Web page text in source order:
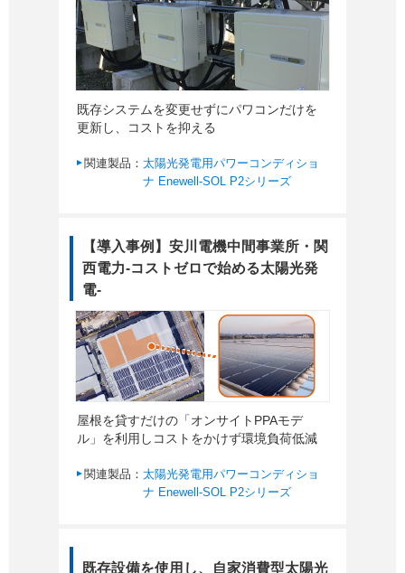
既存システムを変更せずにパワコンだけを
更新し、コストを抑える
関連製品： 太陽光発電用パワーコンディショ
ナ Enewell-SOL P2シリーズ
【導入事例】安川電機中間事業所・関
西電力-コストゼロで始める太陽光発
電-
屋根を貸すだけの「オンサイトPPAモデ
ル」を利用しコストをかけず環境負荷低減
関連製品： 太陽光発電用パワーコンディショ
ナ Enewell-SOL P2シリーズ
既存設備を使用し、自家消費型太陽光